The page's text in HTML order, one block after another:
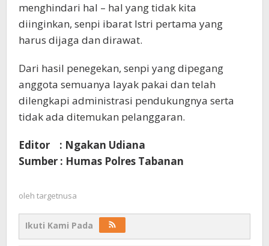
menghindari hal – hal yang tidak kita
diinginkan, senpi ibarat Istri pertama yang
harus dijaga dan dirawat.
Dari hasil penegekan, senpi yang dipegang
anggota semuanya layak pakai dan telah
dilengkapi administrasi pendukungnya serta
tidak ada ditemukan pelanggaran.
Editor : Ngakan Udiana
Sumber : Humas Polres Tabanan
oleh targetnusa
Ikuti Kami Pada